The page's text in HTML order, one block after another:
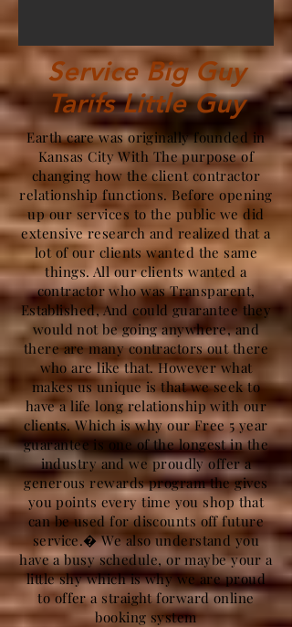
Service Big Guy
Tarifs Little Guy
Earth care was originally founded in
Kansas City With The purpose of
changing how the client contractor
relationship functions. Before opening
up our services to the public we did
extensive research and realized that a
lot of our clients wanted the same
things. All our clients wanted a
contractor who was Transparent,
Established, And could guarantee they
would not be going anywhere, and
there are many contractors out there
who are like that. However what
makes us unique is that we seek to
have a life long relationship with our
clients. Which is why our Free 5 year
guarantee is one of the longest in the
industry and we proudly offer a
generous rewards program the gives
you points every time you shop that
can be used for discounts off future
service.� We also understand you
have a busy schedule, or maybe your a
little shy which is why we are proud
to offer a straight forward online
booking system